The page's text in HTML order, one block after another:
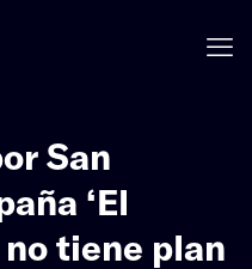
San
‘El
tiene plan